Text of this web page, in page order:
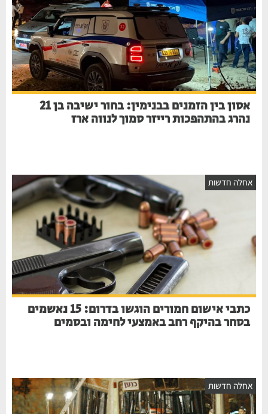
אסון בין הזמנים בבנימין: בחור ישיבה בן 21
נהרג בהתהפכות רייזר סמוך לנווה ארז
אחלה חדשות
כתבי אישום חמורים הוגשו בדרום: 15 נאשמים
בסחר בהיקף רחב באמצעי לחימה ובסמים
אחלה חדשות